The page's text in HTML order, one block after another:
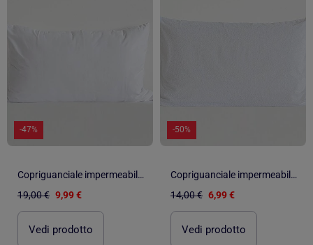
-47%
Copriguanciale impermeabile Jersey algodón "Happyfriday
19,00 € 9,99 €
Vedi prodotto
-50%
Copriguanciale impermeabile Rizo algodón "Happyfriday
14,00 € 6,99 €
Vedi prodotto